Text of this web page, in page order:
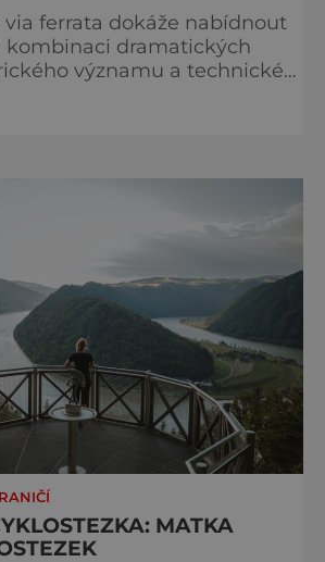
ferrata dokáže nabídnout
kombinaci dramatických
významu a technické
představuje vstupní
z nejkrásnějších
na světě. Přestože
nepatří mezi techn
MATKA